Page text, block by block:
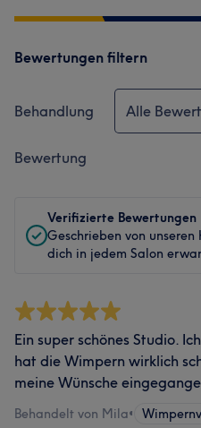
Bewertungen filtern
Behandlung Alle
Bewertung
Verifizierte Bewertungen
Geschrieben von
dich in jedem Salon
Ein super schönes Studio.
hat die Wimpern wirklich
meine Wünsche
Behandelt von Mila•